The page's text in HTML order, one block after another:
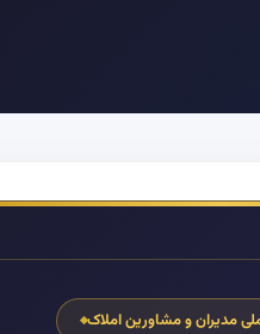
مدیران و مشاورین املاک